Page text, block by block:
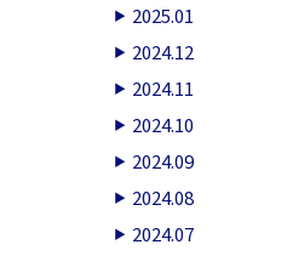
2025.01
2024.12
2024.11
2024.10
2024.09
2024.08
2024.07